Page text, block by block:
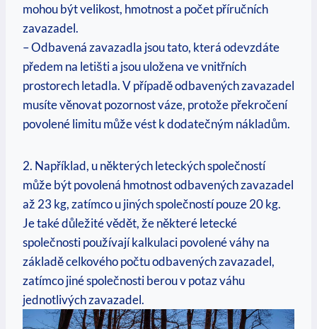
mohou být velikost, hmotnost a počet příručních
zavazadel.
– Odbavená zavazadla jsou tato, která odevzdáte
předem na letišti a jsou uložena ve vnitřních
prostorech letadla. V případě odbavených zavazadel
musíte věnovat pozornost váze, protože překročení
povolené limitu může vést k dodatečným nákladům.
2. Například, u některých leteckých společností
může být povolená hmotnost odbavených zavazadel
až 23 kg, zatímco u jiných společností pouze 20 kg.
Je také důležité vědět, že některé letecké
společnosti používají kalkulaci povolené váhy na
základě celkového počtu odbavených zavazadel,
zatímco jiné společnosti berou v potaz váhu
jednotlivých zavazadel.